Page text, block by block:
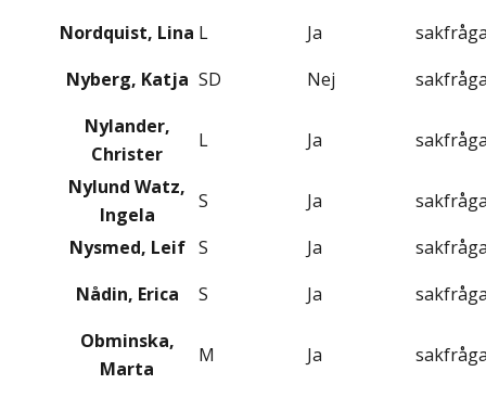
Nordquist, Lina L Ja
Nyberg, Katja SD Nej
Nylander,
Christer
L Ja
Nylund Watz,
Ingela
S Ja
Nysmed, Leif S Ja
Nådin, Erica
S Ja
Obminska,
Marta
M Ja